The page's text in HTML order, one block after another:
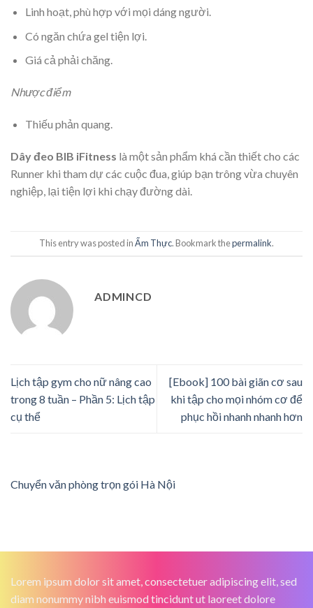
Linh hoạt, phù hợp với mọi dáng người.
Có ngăn chứa gel tiện lợi.
Giá cả phải chăng.
Nhược điểm
Thiếu phản quang.
Dây đeo BIB iFitness là một sản phẩm khá cần thiết cho các
Runner khi tham dự các cuộc đua, giúp bạn trông vừa chuyên
nghiệp, lại tiện lợi khi chạy đường dài.
This entry was posted inẨm Thực. Bookmark thepermalink.
ADMINCD
Lịch tập gym cho nữ nâng cao
trong 8 tuần – Phần 5: Lịch tập
cụ thể
[Ebook] 100 bài giãn cơ sau
khi tập cho mọi nhóm cơ để
phục hồi nhanh nhanh hơn
Chuyển văn phòng trọn gói Hà Nội
Lorem ipsum dolor sit amet, consectetuer adipiscing elit, sed
diam nonummy nibh euismod tincidunt ut laoreet dolore